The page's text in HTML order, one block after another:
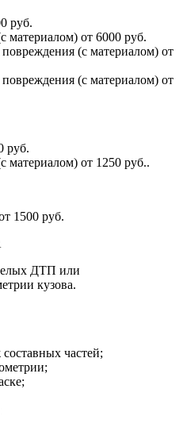
руб.
материалом) от 6000 руб.
(с материалом) от
(с материалом) от
руб.
материалом) от 1250 руб..
1500 руб.
ДТП или
кузова.
частей;